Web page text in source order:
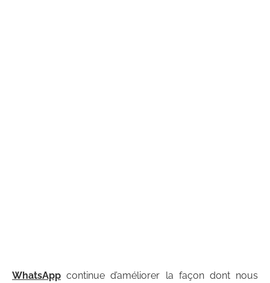
WhatsApp continue d’améliorer la façon dont nous